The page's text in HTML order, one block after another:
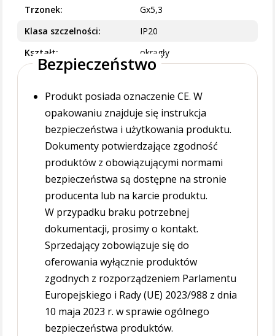
Trzonek
Gx5,3
Klasa szczelności
IP20
Kształt
okrągły
Bezpieczeństwo
Produkt posiada oznaczenie CE. W
opakowaniu znajduje się instrukcja
bezpieczeństwa i użytkowania produktu.
Dokumenty potwierdzające zgodność
produktów z obowiązującymi normami
bezpieczeństwa są dostępne na stronie
producenta lub na karcie produktu.
W przypadku braku potrzebnej
dokumentacji, prosimy o kontakt.
Sprzedający zobowiązuje się do
oferowania wyłącznie produktów
zgodnych z rozporządzeniem Parlamentu
Europejskiego i Rady (UE) 2023/988 z dnia
10 maja 2023 r. w sprawie ogólnego
bezpieczeństwa produktów.